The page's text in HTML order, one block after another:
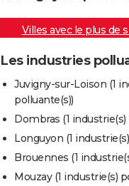
Villes avec le plus de
Les industries
Juvigny-sur-Loison (1
polluante(s))
Dombras (1 industrie(s)
Longuyon (1
Brouennes (1
Mouzay (1 industrie(s)